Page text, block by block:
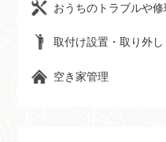
おうちのトラブルや修
取付け設置・取り外し
空き家管理